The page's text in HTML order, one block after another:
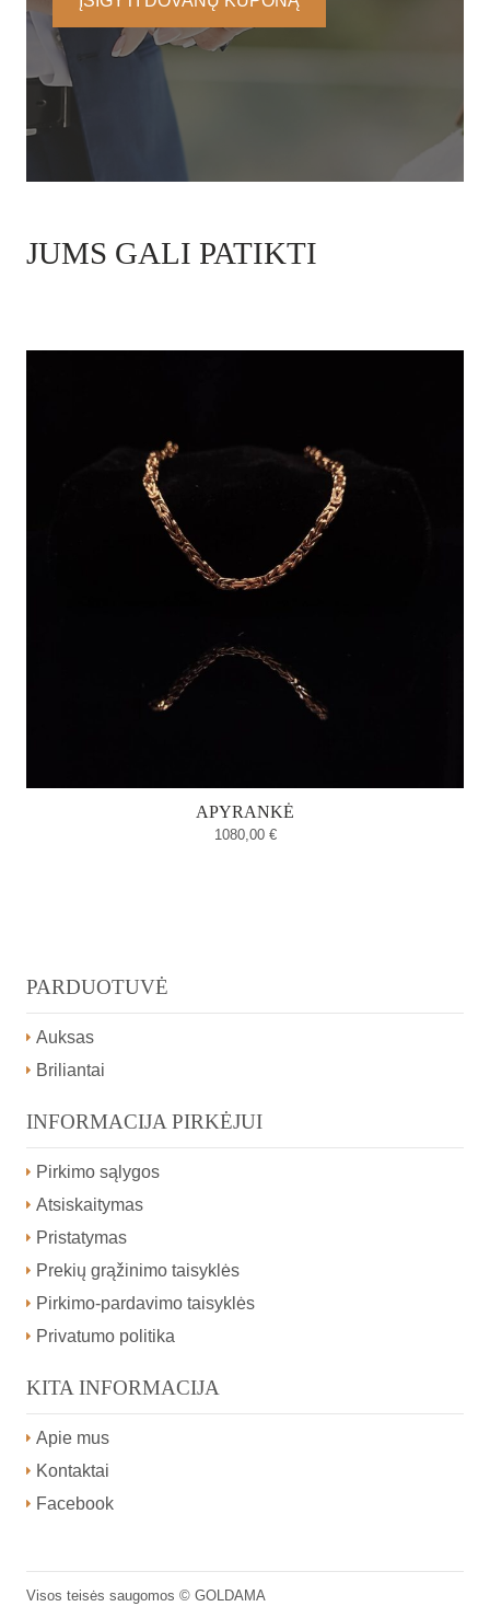
JUMS GALI PATIKTI
APYRANKĖ
1080,00 €
PARDUOTUVĖ
Auksas
Briliantai
INFORMACIJA PIRKĖJUI
Pirkimo sąlygos
Atsiskaitymas
Pristatymas
Prekių grąžinimo taisyklės
Pirkimo-pardavimo taisyklės
Privatumo politika
KITA INFORMACIJA
Apie mus
Kontaktai
Facebook
Visos teisės saugomos © GOLDAMA